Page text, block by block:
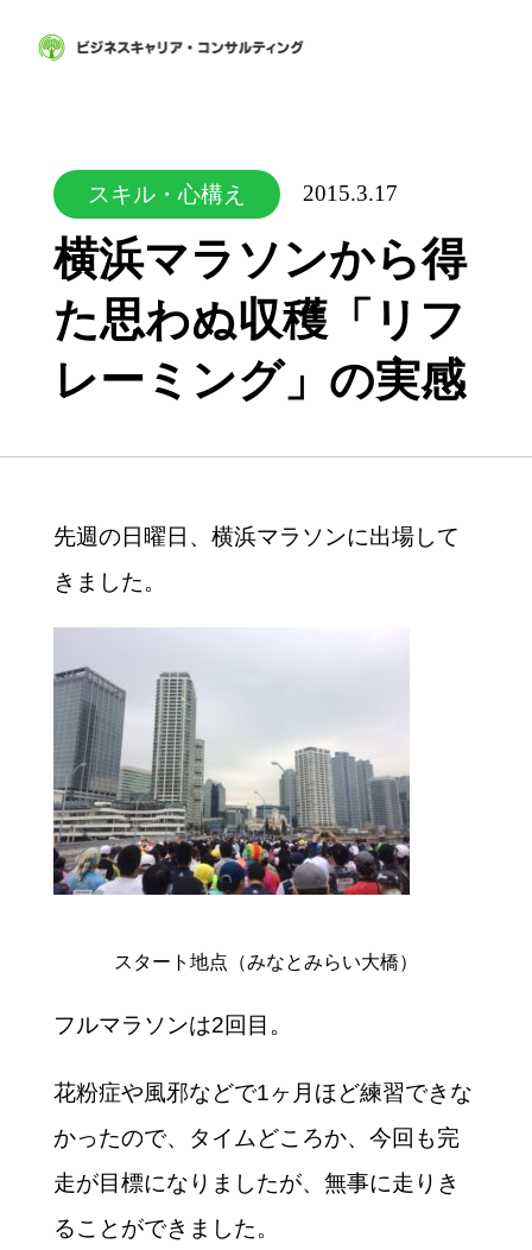
スキル・心構え 2015.3.17
横浜マラソンから得
た思わぬ収穫「リフ
レーミング」の実感
先週の日曜日、横浜マラソンに出場して
きました。
スタート地点（みなとみらい大橋）
フルマラソンは2回目。
花粉症や風邪などで1ヶ月ほど練習できな
かったので、タイムどころか、今回も完
走が目標になりましたが、無事に走りき
ることができました。